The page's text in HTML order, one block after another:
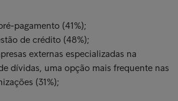
pagamento (41%);
de crédito (48%);
externas especializadas na
dívidas, uma opção mais frequente nas
(31%);